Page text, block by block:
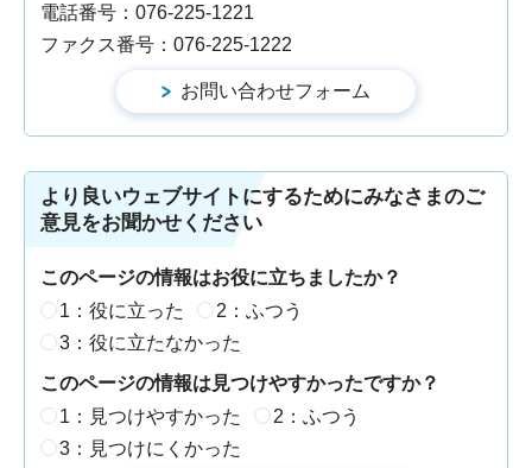
電話番号：076-225-1221
ファクス番号：076-225-1222
より良いウェブサイトにするためにみなさまのご
意見をお聞かせください
このページの情報はお役に立ちましたか？
1：役に立った
2：ふつう
3：役に立たなかった
このページの情報は見つけやすかったですか？
1：見つけやすかった
2：ふつう
3：見つけにくかった